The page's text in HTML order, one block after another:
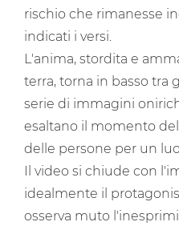
rischio che rimanesse
indicati i versi.
L'anima, stordita e
terra, torna in basso tra
serie di immagini
esaltano il momento
delle persone per un
Il video si chiude con
idealmente il
osserva muto